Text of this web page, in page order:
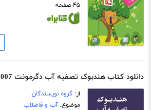
۴۵ صفحه
دانلود کتاب هندبوک تصفیه آب دگرمونت 2007 - جلد 1
از:گروه نویسندگان
موضوع:آب و فاضلاب